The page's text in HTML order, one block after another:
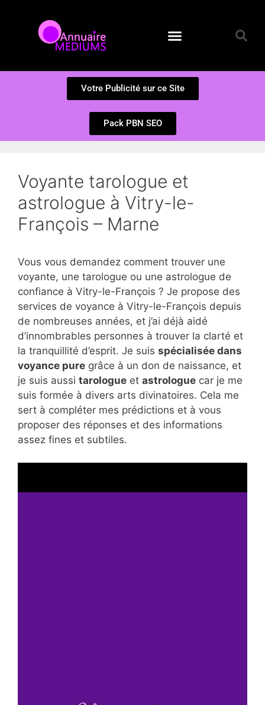
Votre Publicité sur ce Site
Pack PBN SEO
Voyante tarologue et
astrologue à Vitry-le-
François – Marne
Vous vous demandez comment trouver une
voyante, une tarologue ou une astrologue de
confiance à Vitry-le-François ? Je propose des
services de voyance à Vitry-le-François depuis
de nombreuses années, et j’ai déjà aidé
d’innombrables personnes à trouver la clarté et
la tranquillité d’esprit. Je suis spécialisée dans
voyance pure grâce à un don de naissance, et
je suis aussi tarologue et astrologue car je me
suis formée à divers arts divinatoires. Cela me
sert à compléter mes prédictions et à vous
proposer des réponses et des informations
assez fines et subtiles.